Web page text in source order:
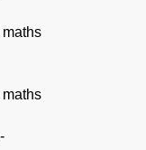
maths
maths